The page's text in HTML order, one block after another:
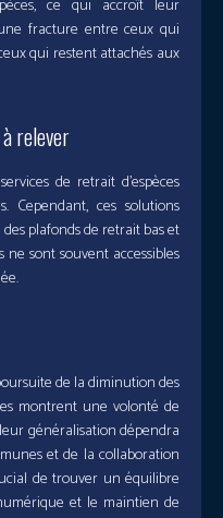
ce qui accroît leur
fracture entre ceux qui
qui restent attachés aux
relever
de retrait d’espèces
Cependant, ces solutions
plafonds de retrait bas et
ne sont souvent accessibles
de la diminution des
montrent une volonté de
généralisation dépendra
et de la collaboration
de trouver un équilibre
et le maintien de